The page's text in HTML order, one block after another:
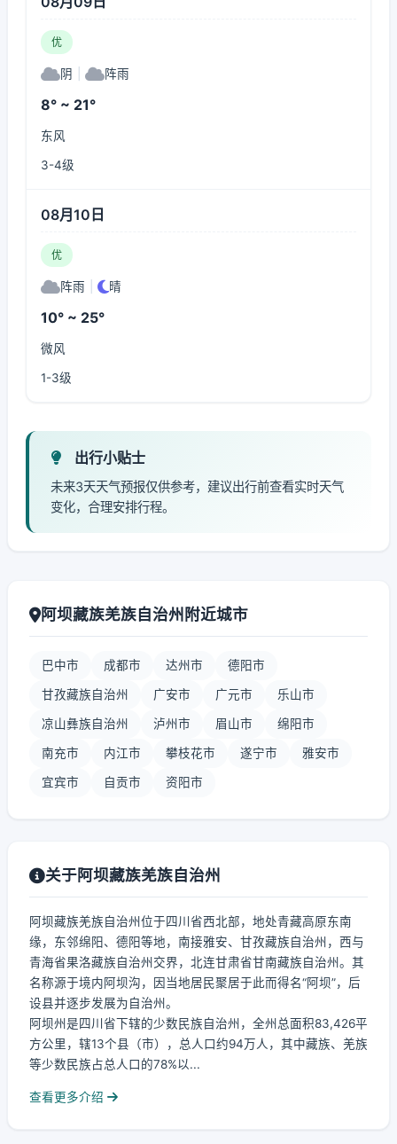
优
阴 阵雨
8° ~ 21°
东风
3-4级
08月10日
优
阵雨 晴
10° ~ 25°
微风
1-3级
出行小贴士
未来3天天气预报仅供参考，建议出行前查看实时天气
变化，合理安排行程。
阿坝藏族羌族自治州附近城市
巴中市 成都市 达州市 德阳市
甘孜藏族自治州 广安市 广元市 乐山市
凉山彝族自治州 泸州市 眉山市 绵阳市
南充市 内江市 攀枝花市 遂宁市 雅安市
宜宾市 自贡市 资阳市
关于阿坝藏族羌族自治州
阿坝藏族羌族自治州位于四川省西北部，地处青藏高原东南
缘，东邻绵阳、德阳等地，南接雅安、甘孜藏族自治州，西与
青海省果洛藏族自治州交界，北连甘肃省甘南藏族自治州。其
名称源于境内阿坝沟，因当地居民聚居于此而得名“阿坝”，后
设县并逐步发展为自治州。
阿坝州是四川省下辖的少数民族自治州，全州总面积83,426平
方公里，辖13个县（市），总人口约94万人，其中藏族、羌族
等少数民族占总人口的78%以...
查看更多介绍